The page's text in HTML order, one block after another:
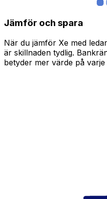
Jämför och spara
När du jämför Xe med
är skillnaden tydlig.
betyder mer värde på